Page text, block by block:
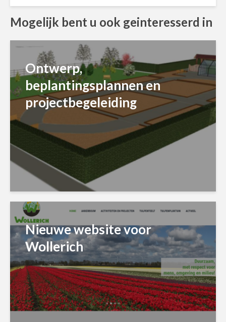
Mogelijk bent u ook geinteresserd in
Ontwerp,
beplantingsplannen en
projectbegeleiding
Nieuwe website voor
Wollerich